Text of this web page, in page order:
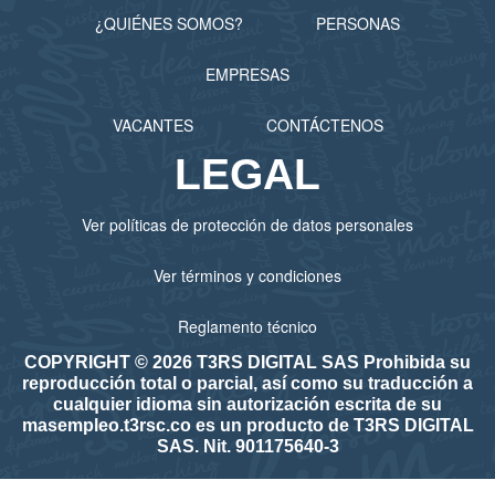
¿QUIÉNES SOMOS? PERSONAS
EMPRESAS
VACANTES CONTÁCTENOS
LEGAL
Ver políticas de protección de datos personales
Ver términos y condiciones
Reglamento técnico
COPYRIGHT © 2026 T3RS DIGITAL SAS Prohibida su
reproducción total o parcial, así como su traducción a
cualquier idioma sin autorización escrita de su
masempleo.t3rsc.co es un producto de T3RS DIGITAL
SAS. Nit. 901175640-3